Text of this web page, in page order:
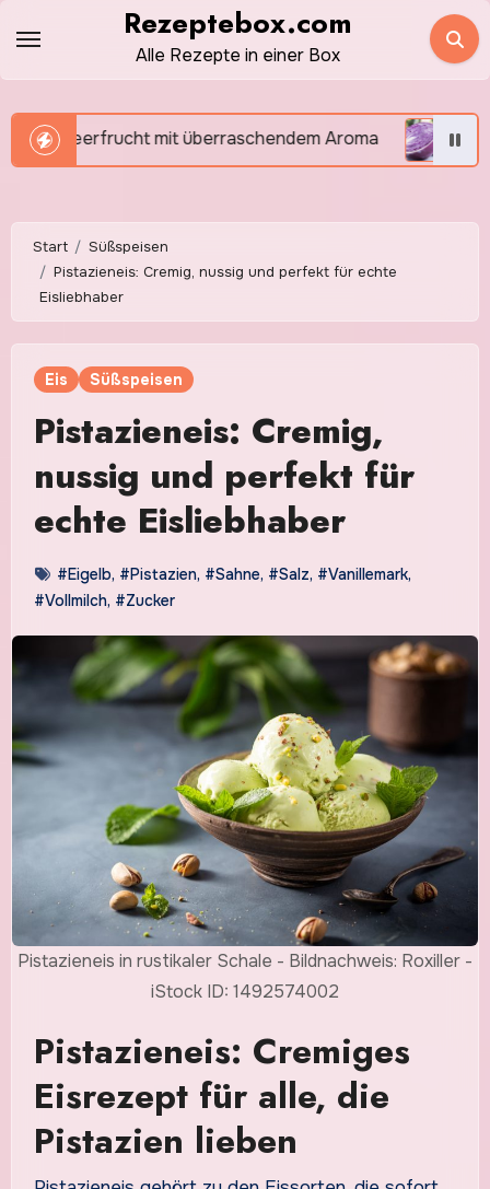
Inhalt
springen
Rezeptebox.com
Alle Rezepte in einer Box
Aroma Rotkohl selber machen –
Start
Süßspeisen
Pistazieneis: Cremig, nussig und perfekt für echte
Eisliebhaber
Eis Süßspeisen
Pistazieneis: Cremig,
nussig und perfekt für
echte Eisliebhaber
#Eigelb, #Pistazien, #Sahne, #Salz, #Vanillemark,
#Vollmilch, #Zucker
Pistazieneis in rustikaler Schale - Bildnachweis: Roxiller -
iStock ID: 1492574002
Pistazieneis: Cremiges
Eisrezept für alle, die
Pistazien lieben